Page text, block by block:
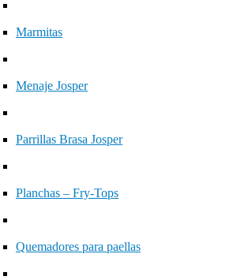
Marmitas
Menaje Josper
Parrillas Brasa Josper
Planchas – Fry-Tops
Quemadores para paellas